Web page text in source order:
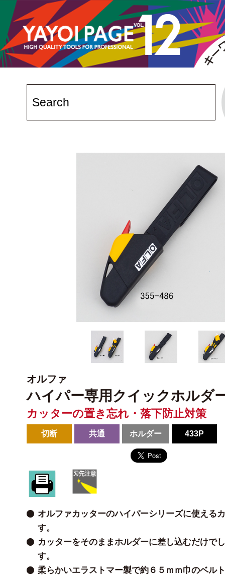
オルファ
ハイパー専用クイックホルダ
カッターの置き忘れ・落下防止対策
切断 共通 ホルダー 433P
オルファカッターのハイパーシリーズに使える
す。
カッターをそのままホルダーに差し込むだけで
す。
柔らかいエラストマー製で約６５ｍｍ巾のベル